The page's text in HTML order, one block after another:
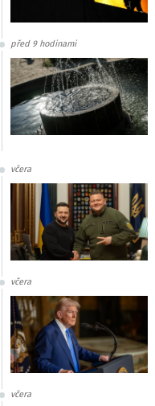
před 9 hodinami
včera
včera
včera